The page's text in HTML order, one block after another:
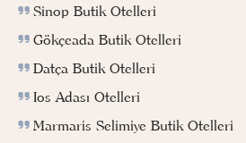
Sinop Butik Otelleri
Gökçeada Butik Otelleri
Datça Butik Otelleri
Ios Adası Otelleri
Marmaris Selimiye Butik Otelleri